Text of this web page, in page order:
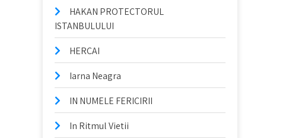
HAKAN PROTECTORUL
ISTANBULULUI
HERCAI
Iarna Neagra
IN NUMELE FERICIRII
In Ritmul Vietii